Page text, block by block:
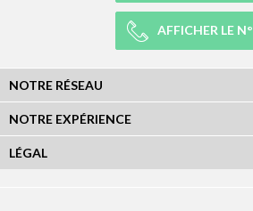
AFFICHER LE N°
NOTRE RÉSEAU
NOTRE EXPÉRIENCE
LÉGAL